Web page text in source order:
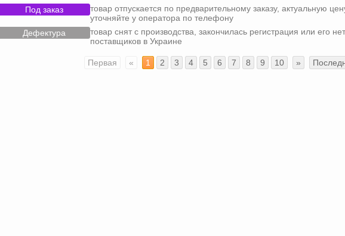
Под заказ
товар отпускается по предварительному заказу, актуальную
уточняйте у оператора по телефону
Дефектура
товар снят с производства, закончилась регистрация или его
поставщиков в Украине
Первая « 1 2 3 4 5 6 7 8 9 10 »